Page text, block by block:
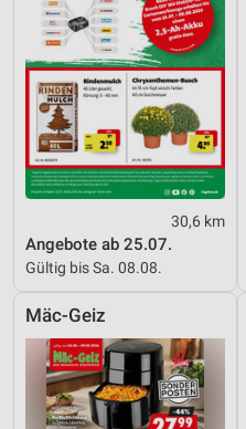
30,6 km
Angebote ab 25.07.
Gültig bis Sa. 08.08.
Mäc-Geiz